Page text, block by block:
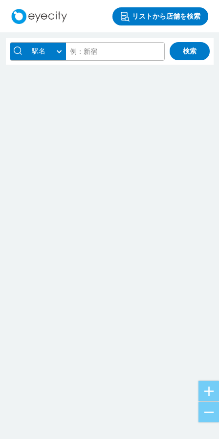
リストから店舗を検索
駅名 検索